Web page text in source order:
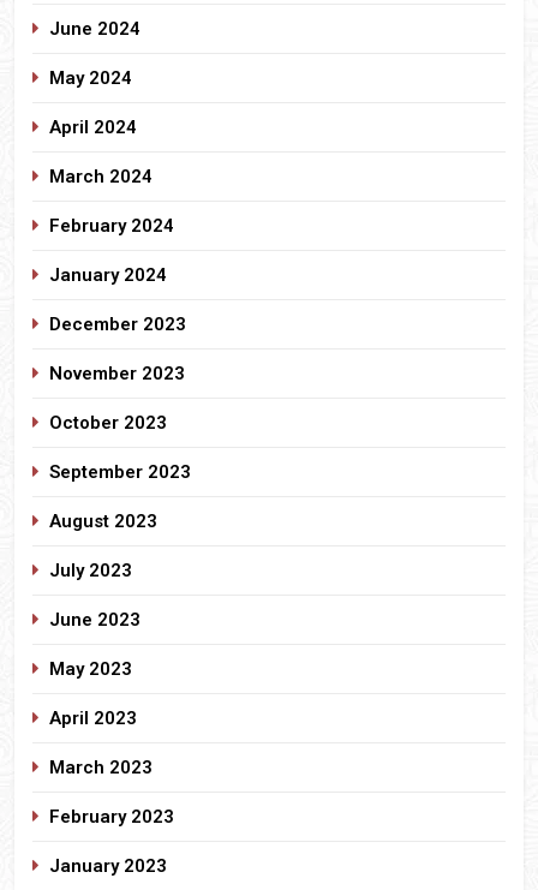
June 2024
May 2024
April 2024
March 2024
February 2024
January 2024
December 2023
November 2023
October 2023
September 2023
August 2023
July 2023
June 2023
May 2023
April 2023
March 2023
February 2023
January 2023